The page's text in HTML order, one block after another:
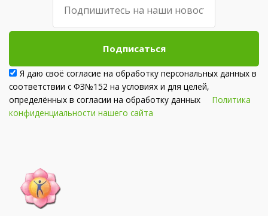
Подписаться
Я даю своё согласие на обработку персональных данных в
соответствии с ФЗ№152 на условиях и для целей,
определённых в согласии на обработку данных Политика
конфиденциальности нашего сайта